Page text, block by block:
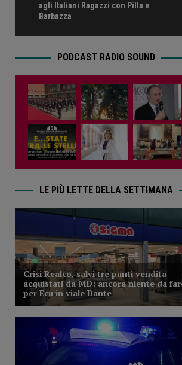
agli Italiani Ragazzi con Pilla e
Barbazza
PODCAST RADIO SOUND
LE PIÙ LETTE DELLA SETTIMANA